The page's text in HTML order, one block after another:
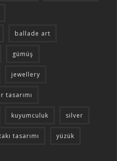
ballade art
gümüş
jewellery
tasarımı
kuyumculuk silver
tasarımı yüzük